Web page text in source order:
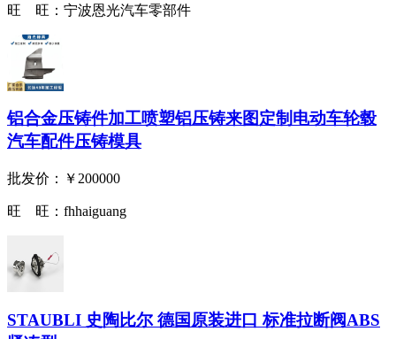
旺 旺： 宁波恩光汽车零部件
铝合金压铸件加工喷塑铝压铸来图定制电动车轮毂
汽车配件压铸模具
批发价： ￥200000
旺 旺： fhhaiguang
STAUBLI 史陶比尔 德国原装进口 标准拉断阀ABS